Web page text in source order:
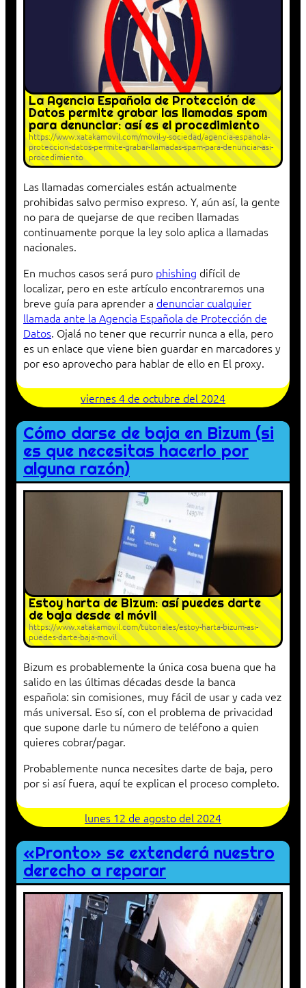
La Agencia Española de Protección de
Datos permite grabar las llamadas spam
para denunciar: así es el procedimiento
https://www.xatakamovil.com/movil-y-sociedad/agencia-espanola-
proteccion-datos-permite-grabar-llamadas-spam-para-denunciar-asi-
procedimiento
Las llamadas comerciales están actualmente
prohibidas salvo permiso expreso. Y, aún así, la gente
no para de quejarse de que reciben llamadas
continuamente porque la ley solo aplica a llamadas
nacionales.
En muchos casos será puro phishing difícil de
localizar, pero en este artículo encontraremos una
breve guía para aprender a denunciar cualquier
llamada ante la Agencia Española de Protección de
Datos. Ojalá no tener que recurrir nunca a ella, pero
es un enlace que viene bien guardar en marcadores y
por eso aprovecho para hablar de ello en El proxy.
viernes 4 de octubre del 2024
Cómo darse de baja en Bizum (si
es que necesitas hacerlo por
alguna razón)
Estoy harta de Bizum: así puedes darte
de baja desde el móvil
https://www.xatakamovil.com/tutoriales/estoy-harta-bizum-asi-
puedes-darte-baja-movil
Bizum es probablemente la única cosa buena que ha
salido en las últimas décadas desde la banca
española: sin comisiones, muy fácil de usar y cada vez
más universal. Eso sí, con el problema de privacidad
que supone darle tu número de teléfono a quien
quieres cobrar/pagar.
Probablemente nunca necesites darte de baja, pero
por si así fuera, aquí te explican el proceso completo.
lunes 12 de agosto del 2024
«Pronto» se extenderá nuestro
derecho a reparar